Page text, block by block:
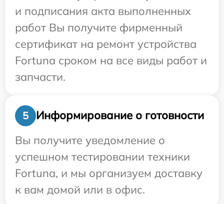
и подписания акта выполненных
работ Вы получите фирменный
сертификат на ремонт устройства
Fortuna сроком на все виды работ и
запчасти.
5
Информирование о готовности
Вы получите уведомление о
успешном тестировании техники
Fortuna, и мы организуем доставку
к вам домой или в офис.